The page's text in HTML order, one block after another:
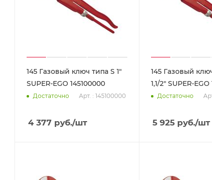
145 Газовый ключ типа S 1"
SUPER-EGO 145100000
Достаточно Арт. : 145100000
4 377 руб./шт
145 Газовый
1,1/2" SUPER-
Достаточно
5 925руб./шт